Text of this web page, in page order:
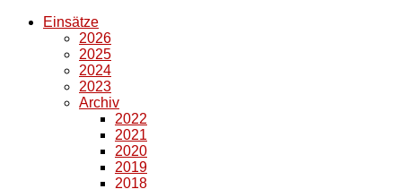
Einsätze
2026
2025
2024
2023
Archiv
2022
2021
2020
2019
2018